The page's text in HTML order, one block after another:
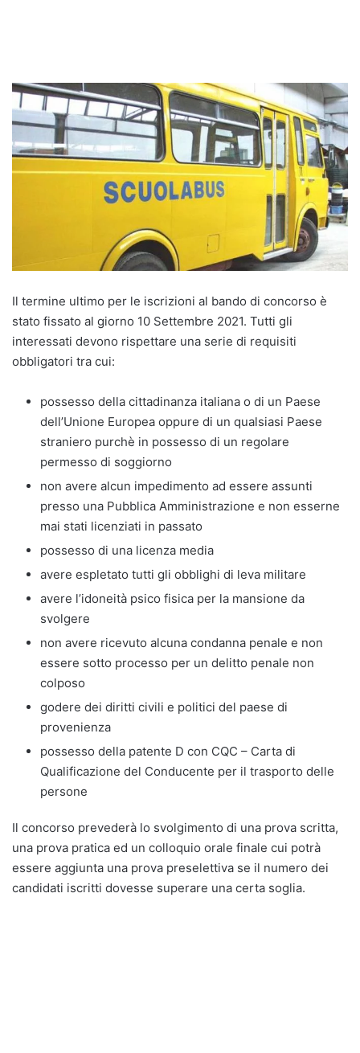
Il termine ultimo per le iscrizioni al bando di concorso è
stato fissato al giorno 10 Settembre 2021. Tutti gli
interessati devono rispettare una serie di requisiti
obbligatori tra cui:
possesso della cittadinanza italiana o di un Paese
dell’Unione Europea oppure di un qualsiasi Paese
straniero purchè in possesso di un regolare
permesso di soggiorno
non avere alcun impedimento ad essere assunti
presso una Pubblica Amministrazione e non esserne
mai stati licenziati in passato
possesso di una licenza media
avere espletato tutti gli obblighi di leva militare
avere l’idoneità psico fisica per la mansione da
svolgere
non avere ricevuto alcuna condanna penale e non
essere sotto processo per un delitto penale non
colposo
godere dei diritti civili e politici del paese di
provenienza
possesso della patente D con CQC – Carta di
Qualificazione del Conducente per il trasporto delle
persone
Il concorso prevederà lo svolgimento di una prova scritta,
una prova pratica ed un colloquio orale finale cui potrà
essere aggiunta una prova preselettiva se il numero dei
candidati iscritti dovesse superare una certa soglia.